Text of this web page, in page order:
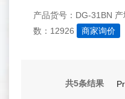
产品货号：DG-31BN
数：12926
商家询价
共5条结果